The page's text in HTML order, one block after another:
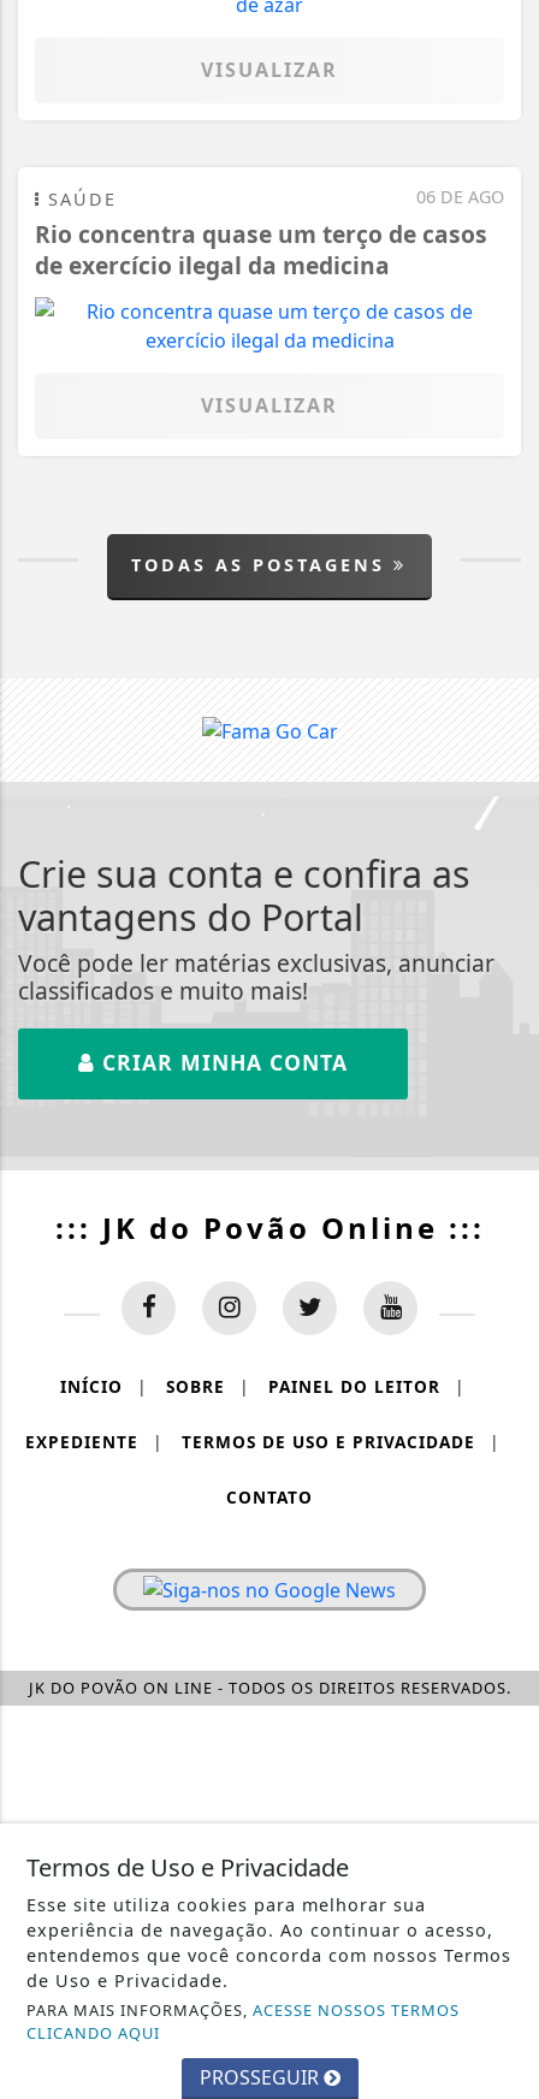
VISUALIZAR
06 DE AGO
SAÚDE
Rio concentra quase um terço de casos
de exercício ilegal da medicina
VISUALIZAR
TODAS AS POSTAGENS
Crie sua conta e confira as
vantagens do Portal
Você pode ler matérias exclusivas, anunciar
classificados e muito mais!
CRIAR MINHA CONTA
::: JK do Povão Online :::
INÍCIO | SOBRE | PAINEL DO LEITOR |
EXPEDIENTE | TERMOS DE USO E PRIVACIDADE |
CONTATO
JK DO POVÃO ON LINE - TODOS OS DIREITOS RESERVADOS.
Termos de Uso e Privacidade
Esse site utiliza cookies para melhorar sua
experiência de navegação. Ao continuar o acesso,
entendemos que você concorda com nossos Termos
de Uso e Privacidade.
PARA MAIS INFORMAÇÕES,ACESSE NOSSOS TERMOS
CLICANDO AQUI
PROSSEGUIR